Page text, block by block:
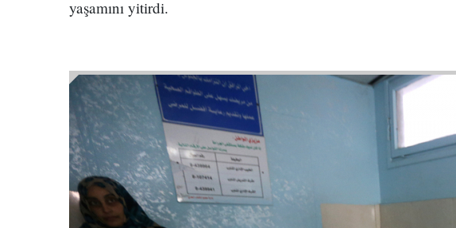
yaşamını yitirdi.